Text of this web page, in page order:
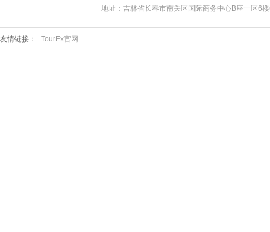
地址：吉林省长春市南关区国际商务中心B座一区6
友情链接： TourEx官网